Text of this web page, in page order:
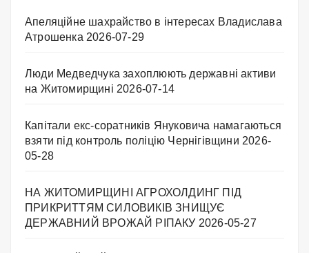
Апеляційне шахрайство в інтересах Владислава
Атрошенка 2026-07-29
Люди Медведчука захоплюють державні активи
на Житомирщині 2026-07-14
Капітали екс-соратників Януковича намагаються
взяти під контроль поліцію Чернігівщини 2026-
05-28
НА ЖИТОМИРЩИНІ АГРОХОЛДИНГ ПІД
ПРИКРИТТЯМ СИЛОВИКІВ ЗНИЩУЄ
ДЕРЖАВНИЙ ВРОЖАЙ РІПАКУ ​ 2026-05-27